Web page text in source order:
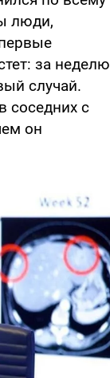
люди,
за неделю
случай.
соседних с
он